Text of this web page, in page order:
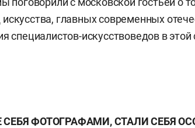
главных современных
специалистов-искусствоведов в этой
ФОТОГРАФАМИ, СТАЛИ СЕБЯ